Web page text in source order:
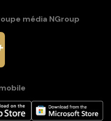
média NGroup